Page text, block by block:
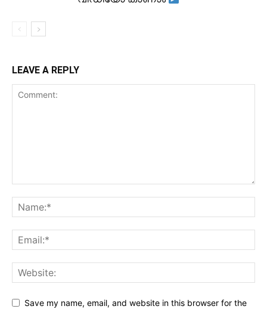
LEAVE A REPLY
Save my name, email, and website in this browser for the